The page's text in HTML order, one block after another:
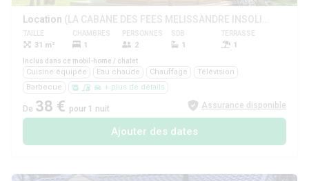
Location (LA CABANE DES FEES MELISSANDRE INSOLITE 2pers 25m2)
TAILLE
31 m²
CHAMBRES
1
PERSONNES
2
SDB
1
TERRASSE
1
Inclus dans ce mobil-home / chalet
Cuisine équipée Eau chaude Chauffage
Télévision
Barbecue
+ plus de détails
De 38 € pour 1 nuit Assurance disponible
Ajouter des dates